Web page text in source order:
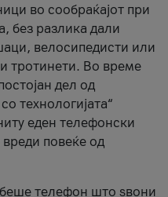
во сообраќајот при
без разлика дали
велосипедисти или
тротинети. Во време
дел од
технологијата“
еден телефонски
повеќе од
телефон што ѕвони